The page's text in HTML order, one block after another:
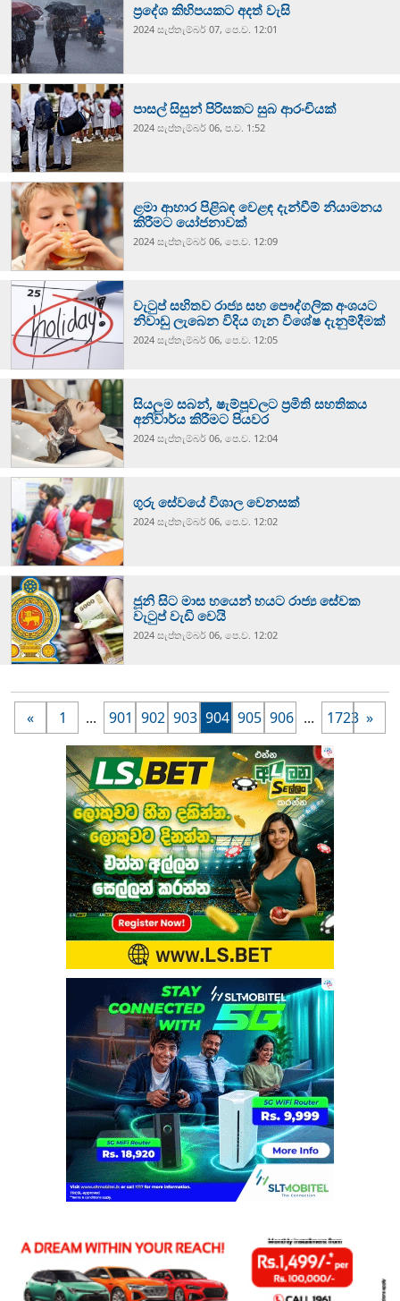
ප්‍රදේශ කිහිපයකට අදත් වැසි
2024 සැප්‍තැම්‍බර් 07, පෙ.ව. 12:01
පාසල් සිසුන් පිරිසකට සුබ ආරංචියක්
2024 සැප්‍තැම්‍බර් 06, ප.ව. 1:52
ළමා ආහාර පිළිබඳ වෙළඳ දැන්වීම් නියාමනය
කිරීමට යෝජනාවක්
2024 සැප්‍තැම්‍බර් 06, පෙ.ව. 12:09
වැටුප් සහිතව රාජ්‍ය සහ පෞද්ගලික අංශයට
නිවාඩු ලැබෙන විදිය ගැන විශේෂ දැනුම්දීමක්
2024 සැප්‍තැම්‍බර් 06, පෙ.ව. 12:05
සියලුම සබන්, ෂැම්පූවලට ප්‍රමිති සහතිකය
අනිවාර්ය කිරීමට පියවර
2024 සැප්‍තැම්‍බර් 06, පෙ.ව. 12:04
ගුරු සේවයේ විශාල වෙනසක්
2024 සැප්‍තැම්‍බර් 06, පෙ.ව. 12:02
ජූනි සිට මාස හයෙන් හයට රාජ්‍ය සේවක
වැටුප් වැඩි වෙයි
2024 සැප්‍තැම්‍බර් 06, පෙ.ව. 12:02
« 1 ... 901 902 903 904 905 906 ... 1723 »